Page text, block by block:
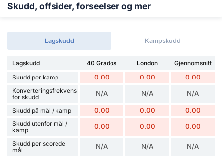
Skudd, offsider, forseelser og mer
Lagskudd Kampskudd
Lagskudd 40 Grados London
Gjennomsnitt
Skudd per kamp
0.00 0.00 0.00
Konverteringsfrekvens
for skudd
N/A N/A N/A
Skudd på mål / kamp 0.00 0.00 0.00
Skudd utenfor mål /
kamp
0.00 0.00 0.00
Skudd per scorede
mål
N/A N/A N/A